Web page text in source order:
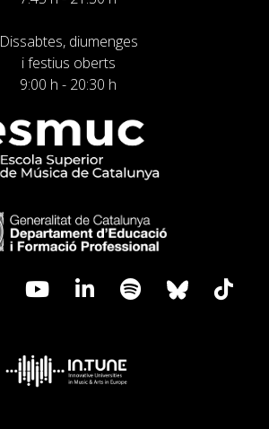
Dissabtes, diumenges
i festius oberts
9:00 h - 20:30 h